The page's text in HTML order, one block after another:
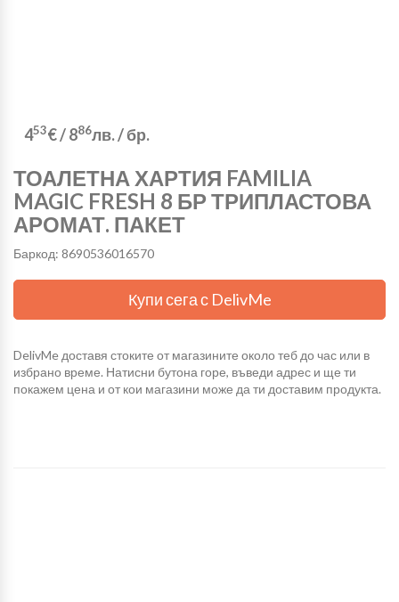
453€/886лв./ бр.
ТОАЛЕТНА ХАРТИЯ FAMILIA
MAGIC FRESH 8 БР ТРИПЛАСТОВА
АРОМАТ. ПАКЕТ
Баркод: 8690536016570
Купи сега с DelivMe
DelivMe доставя стоките от магазините около теб до час или в
избрано време. Натисни бутона горе, въведи адрес и ще ти
покажем цена и от кои магазини може да ти доставим продукта.